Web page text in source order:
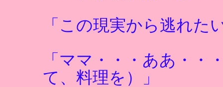
「この現実から逃れた
「ママ・・・ああ・・
て、料理を）」